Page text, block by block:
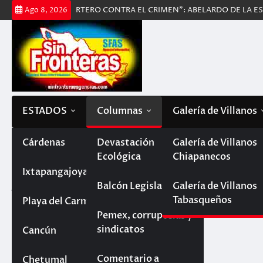
Saltar
al
contenido
Ago 8, 2026
Y CERTERO CONTRA EL CRIMEN”: ABELARDO DE LA ESPRIELLA
ESTADOS
Tabasco
Cárdenas
Paraíso
Villahermosa
Chiapas
Ixtapangajoya
La Trinitaria
Reforma
Quintana Roo
Playa del Carmen
Cancún
Chetumal
Campeche
Veracruz
Columnas
Devastación
Ecológica
Balcón Legislativo
Pemex, corruptelas y
sindicatos
Comentario a
Galería de Villanos
Galería de Villanos
Chiapanecos
Galería de Villanos
Tabasqueños
Categoría:Ojo Visor
Jacinto López Cruz